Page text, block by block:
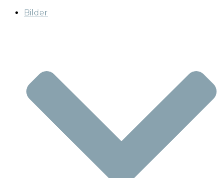
Bilder